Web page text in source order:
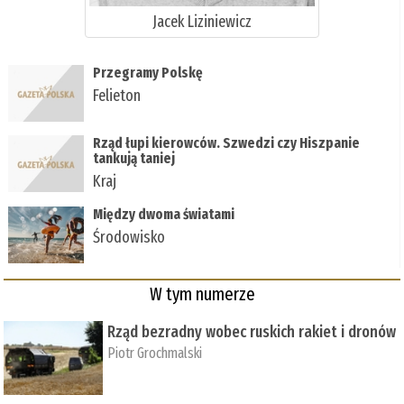
Jacek Liziniewicz
Przegramy Polskę
Felieton
Rząd łupi kierowców. Szwedzi czy Hiszpanie
tankują taniej
Kraj
Między dwoma światami
Środowisko
W tym numerze
Rząd bezradny wobec ruskich rakiet i dronów
Piotr Grochmalski